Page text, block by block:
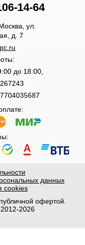
14-64
ул.
д. 7
до 18:00,
данных
cookies
офертой.
2026